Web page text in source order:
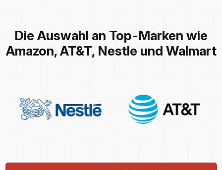
Die Auswahl an Top-Marken wie
Amazon, AT&T, Nestle und Walmart